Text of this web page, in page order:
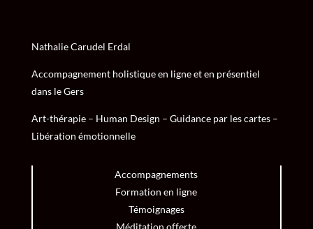
Nathalie Carudel Erdal
Accompagnement holistique en ligne et en présentiel
dans le Gers
Art-thérapie – Human Design – Guidance par les cartes –
Libération émotionnelle
Accompagnements
Formation en ligne
Témoignages
Méditation offerte